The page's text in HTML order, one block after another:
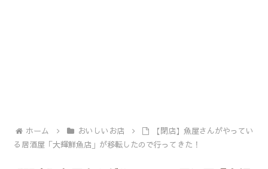
ホーム おいしいお店
【閉店】魚屋さんがやってい
る居酒屋「大輝鮮魚店」が移転したので行ってきた！